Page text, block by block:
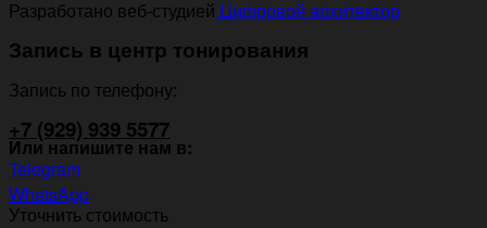
Разработано веб-студией Цифровой архитектор
Запись в центр тонирования
Запись по телефону:
+7 (929) 939 5577
Или напишите нам в:
Telegram
WhatsApp
Уточнить стоимость